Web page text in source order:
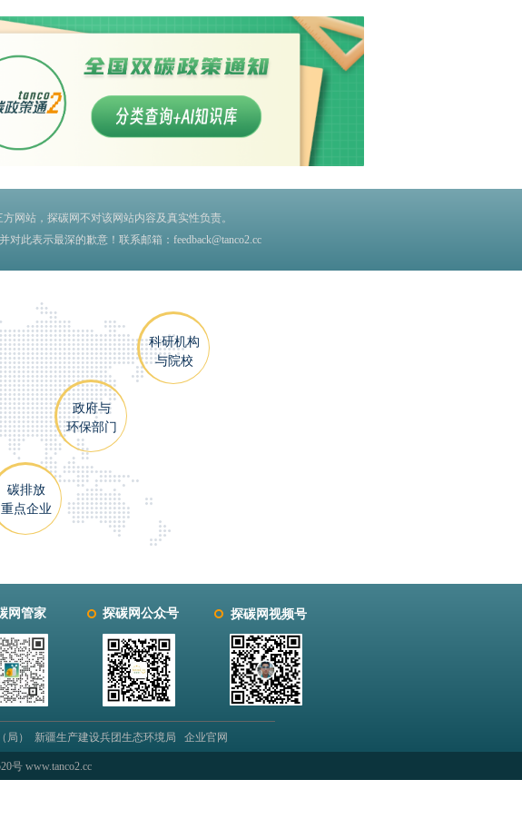
网站，探碳网不对该网站内容及真实性负责。
此表示最深的歉意！联系邮箱：feedback@tanco2.cc
碳排放
重点企业
政府与
环保部门
科研机构
与院校
局） 新疆生产建设兵团生态环境局 企业官网
探碳网公众号
网管家 探碳网视频号
号 www.tanco2.cc